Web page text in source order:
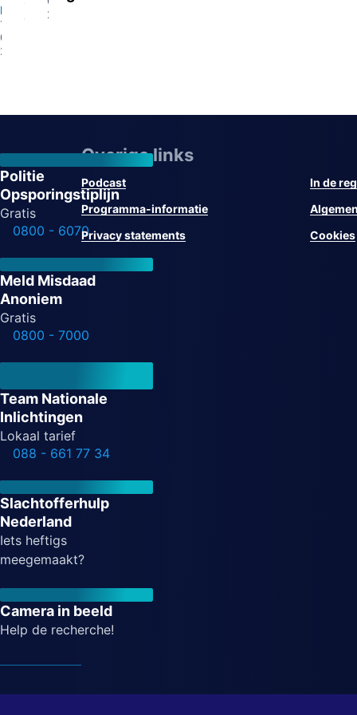
Eindhoven
13-
07-
2026
2026
Politie
Opsporingstiplijn
Gratis
0800 - 6070
Meld Misdaad
Anoniem
Gratis
0800 - 7000
Team Nationale
Inlichtingen
Lokaal tarief
088 - 661 77 34
Slachtofferhulp
Nederland
Iets heftigs
meegemaakt?
Camera in beeld
Help de recherche!
Overige links
Podcast
In de
Programma-informatie
Privacy statements
Cookies